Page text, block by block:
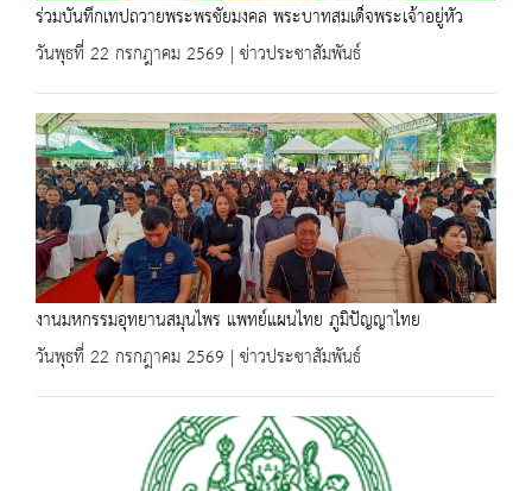
ร่วมบันทึกเทปถวายพระพรชัยมงคล พระบาทสมเด็จพระเจ้าอยู่หัว
วันพุธที่ 22 กรกฎาคม 2569 | ข่าวประชาสัมพันธ์
งานมหกรรมอุทยานสมุนไพร แพทย์แผนไทย ภูมิปัญญาไทย
วันพุธที่ 22 กรกฎาคม 2569 | ข่าวประชาสัมพันธ์